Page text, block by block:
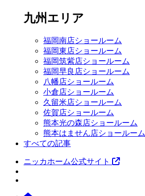
九州エリア
福岡南店ショールーム
福岡東店ショールーム
福岡筑紫店ショールーム
福岡早良店ショールーム
八幡店ショールーム
小倉店ショールーム
久留米店ショールーム
佐賀店ショールーム
熊本光の森店ショールーム
熊本はません店ショールーム
すべての記事
ニッカホーム公式サイト